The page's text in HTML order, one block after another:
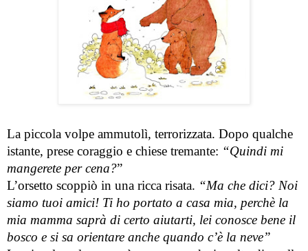
La piccola volpe ammutolì, terrorizzata. Dopo qualche
istante, prese coraggio e chiese tremante: “Quindi mi
mangerete per cena?”
L’orsetto scoppiò in una ricca risata. “Ma che dici? Noi
siamo tuoi amici! Ti ho portato a casa mia, perchè la
mia mamma saprà di certo aiutarti, lei conosce bene il
bosco e si sa orientare anche quando c’è la neve”